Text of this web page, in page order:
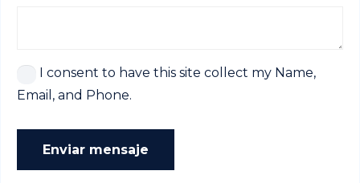
I consent to have this site collect my Name,
Email, and Phone.
Enviar mensaje